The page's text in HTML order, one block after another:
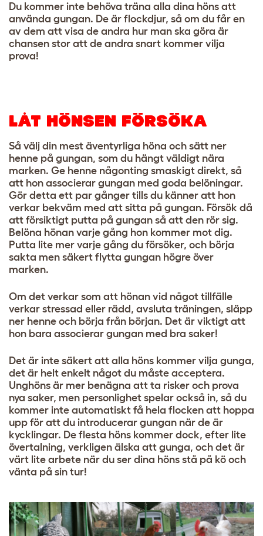
Du kommer inte behöva träna alla dina höns att
använda gungan. De är flockdjur, så om du får en
av dem att visa de andra hur man ska göra är
chansen stor att de andra snart kommer vilja
prova!
LÅT HÖNSEN FÖRSÖKA
Så välj din mest äventyrliga höna och sätt ner
henne på gungan, som du hängt väldigt nära
marken. Ge henne någonting smaskigt direkt, så
att hon associerar gungan med goda belöningar.
Gör detta ett par gånger tills du känner att hon
verkar bekväm med att sitta på gungan. Försök då
att försiktigt putta på gungan så att den rör sig.
Belöna hönan varje gång hon kommer mot dig.
Putta lite mer varje gång du försöker, och börja
sakta men säkert flytta gungan högre över
marken.
Om det verkar som att hönan vid något tillfälle
verkar stressad eller rädd, avsluta träningen, släpp
ner henne och börja från början. Det är viktigt att
hon bara associerar gungan med bra saker!
Det är inte säkert att alla höns kommer vilja gunga,
det är helt enkelt något du måste acceptera.
Unghöns är mer benägna att ta risker och prova
nya saker, men personlighet spelar också in, så du
kommer inte automatiskt få hela flocken att hoppa
upp för att du introducerar gungan när de är
kycklingar. De flesta höns kommer dock, efter lite
övertalning, verkligen älska att gunga, och det är
värt lite arbete när du ser dina höns stå på kö och
vänta på sin tur!